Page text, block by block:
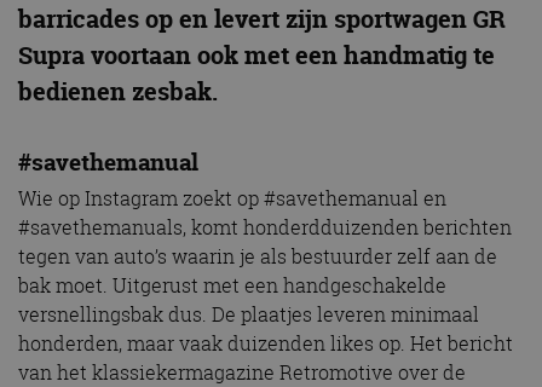
barricades op en levert zijn sportwagen GR
Supra voortaan ook met een handmatig te
bedienen zesbak.
#savethemanual
Wie op Instagram zoekt op #savethemanual en
#savethemanuals, komt honderdduizenden berichten
tegen van auto’s waarin je als bestuurder zelf aan de
bak moet. Uitgerust met een handgeschakelde
versnellingsbak dus. De plaatjes leveren minimaal
honderden, maar vaak duizenden likes op. Het bericht
van het klassiekermagazine Retromotive over de